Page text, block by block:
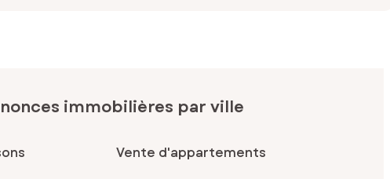
immobilières par ville
Vente d'appartements